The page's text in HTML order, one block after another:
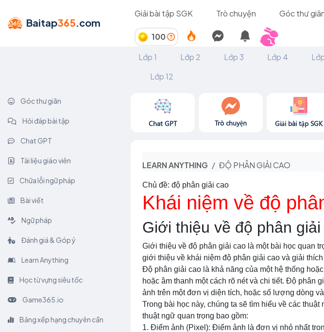
Baitap365.com
Giải bài tập SGK Trò chuyện Góc thư
100
Lớp 1
Lớp 2 Lớp 3 Lớp 4
Lớp 12
Góc thư giãn
Hỏi đáp bài tập
Chat GPT
Tài liệu giáo viên
Chữa lỗi ngữ pháp
Bài viết
Ngữ pháp
Đánh giá & Góp ý
Learn Anything
Học từ vựng siêu tốc
Game365.io
Bảng xếp hạng chuyên cần
Chat GPT Trò chuyện Giải bài tập SGK
LEARN ANYTHING ĐỘ PHÂN GIẢI CAO
Chủ đề: độ phân giải cao
Khái niệm về độ
Giới thiệu về độ phân giải
Giới thiệu về độ phân giải cao là một bài học quan
giới thiệu về khái niệm độ phân giải cao và giải
Độ phân giải cao là khả năng của một hệ thống
hoặc âm thanh một cách rõ nét và chi tiết. Độ
ảnh trên một đơn vị diện tích, hoặc số lượng dòng
Trong bài học này, chúng ta sẽ tìm hiểu về các
thuật ngữ quan trọng bao gồm:
1. Điểm ảnh (Pixel): Điểm ảnh là đơn vị nhỏ nhất